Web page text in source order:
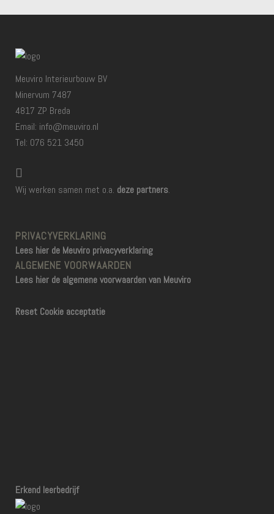
Meuviro Interieurbouw BV
Minervum 7487
4817 ZP Breda
Email: info@meuviro.nl
Tel: 076 521 3450
Wij werken samen met o.a. deze partners.
PRIVACYVERKLARING
Lees hier de Meuviro privacyverklaring
ALGEMENE VOORWAARDEN
Lees hier de algemene voorwaarden van Meuviro
Reset Cookie acceptatie
Erkend leerbedrijf